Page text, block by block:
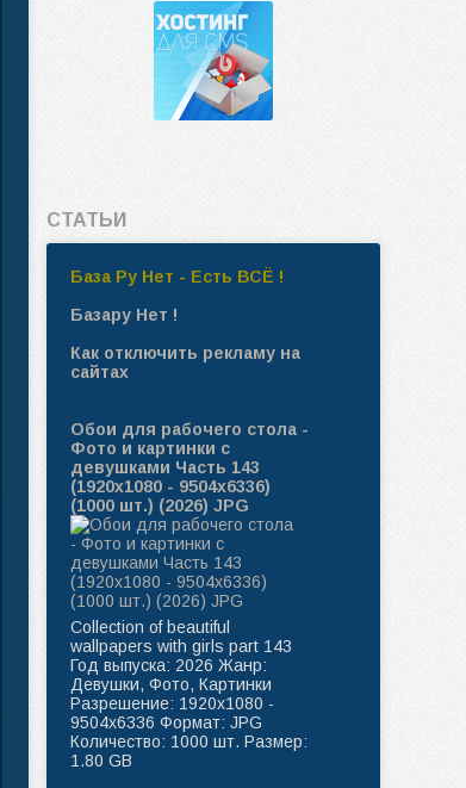
СТАТЬИ
База Ру Нет - Есть ВСЁ !
Базару Нет !
Как отключить рекламу на
сайтах
Обои для рабочего стола -
Фото и картинки с
девушками Часть 143
(1920x1080 - 9504x6336)
(1000 шт.) (2026) JPG
Collection of beautiful
wallpapers with girls part 143
Год выпуска: 2026 Жанр:
Девушки, Фото, Картинки
Разрешение: 1920x1080 -
9504x6336 Формат: JPG
Количество: 1000 шт. Размер:
1.80 GB